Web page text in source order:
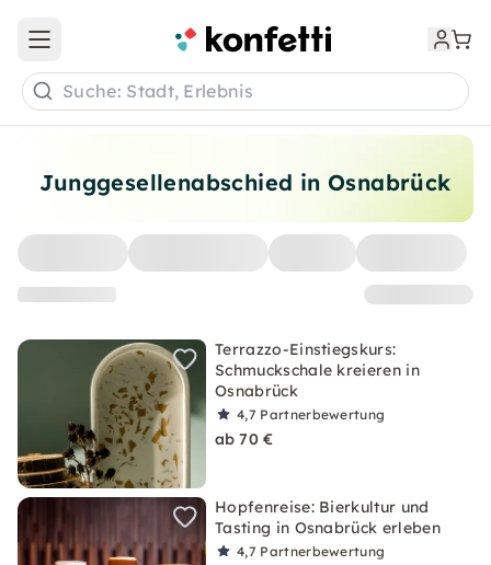
Junggesellenabschied in Osnabrück
Terrazzo-Einstiegskurs:
Schmuckschale kreieren in
Osnabrück
4,7 Partnerbewertung
ab 70 €
Hopfenreise: Bierkultur und
Tasting in Osnabrück erleben
4,7 Partnerbewertung
Open main menu
Suche: Stadt, Erlebnis